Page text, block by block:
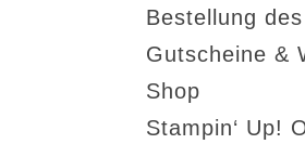
Bestellung
Gutscheine &
Shop
Stampin‘ Up!